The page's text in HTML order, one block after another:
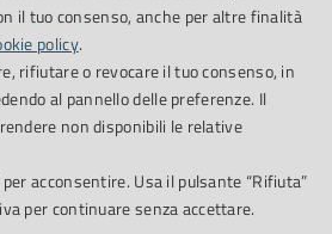
Credits
il tuo consenso, anche per altre finalità
policy.
rifiutare o revocare il tuo consenso, in
al pannello delle preferenze. Il
non disponibili le relative
acconsentire. Usa il pulsante “Rifiuta”
per continuare senza accettare.